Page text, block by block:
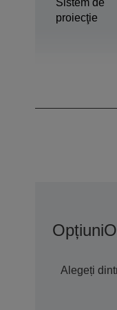
Sistem de
proiecţie
Opțiuni
Alegeți